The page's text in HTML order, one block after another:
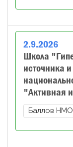
2.9.2026
Школа
источника
"Активная
Баллов